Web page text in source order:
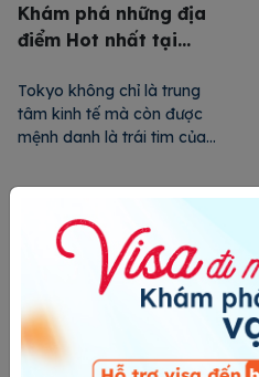
Khám phá những địa
điểm Hot nhất tại
Tokyo không chỉ là trung
tâm kinh tế mà còn được
mệnh danh là trái tim của
thoa của văn hóa truyền
hiện đại của người Nhật. Hãy
cùng 24HVISA khám phá
những địa điểm thú vị của
thành phố này nhé. Chợ cá
[…]
London Pass là gì? Tìm